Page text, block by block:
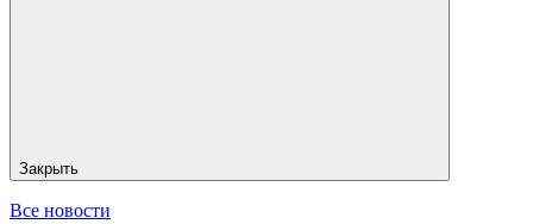
Закрыть
Все новости